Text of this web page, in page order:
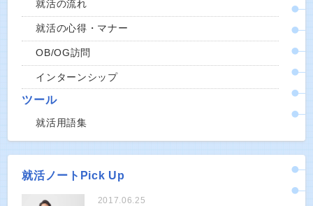
就活の流れ
就活の心得・マナー
OB/OG訪問
インターンシップ
ツール
就活用語集
就活ノートPick Up
2017.06.25